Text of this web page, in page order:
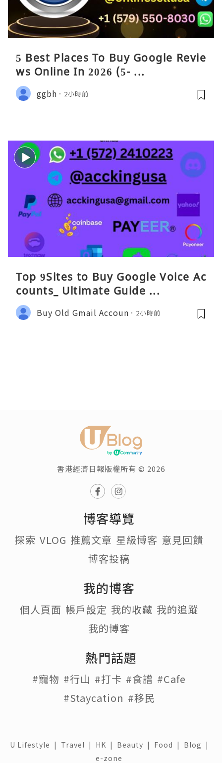
5 Best Places To Buy Google Revie
ws Online In 2026 (5- ...
ggbh 2小時前
Top 9Sites to Buy Google Voice Ac
counts_ Ultimate Guide ...
Buy Old Gmail Accoun 2小時前
香港經濟日報版權所有 © 2026
博客導覽
探索 VLOG 推薦文章 星級博客 意見回饋
博客投稿
我的博客
個人頁面 帳戶設定 我的收藏 我的追蹤
我的博客
熱門話題
#寵物 #行山 #打卡 #食譜 #Cafe
#Staycation #移民
U Lifestyle | Travel | HK | Beauty | Food | Blog |
e-zone